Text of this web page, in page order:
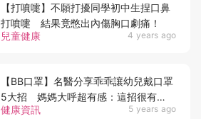
兒童健康 4 years ago
【打噴嚏】不願打擾同學初中生捏口鼻
打噴嚏 結果竟憋出內傷胸口劇痛！
健康資訊 5 years ago
【BB口罩】名醫分享乖乖讓幼兒戴口罩
5大招 媽媽大呼超有感：這招很有
效！